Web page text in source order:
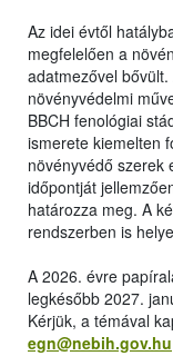
Az idei évtől
megfelelően a
adatmezővel
növényvédelmi
BBCH fenológiai
ismerete kiemelten
növényvédő szerek
időpontját
határozza meg. A
rendszerben is
A 2026. évre
legkésőbb 2027.
Kérjük, a témával
egn@nebih.gov.hu